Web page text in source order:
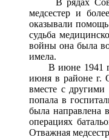
В рядах
медсестер и
оказывали
судьба
войны она была
имела.
В июне 1941 г.
июня в районе г.
вместе с
попала в
была направлена
операциях
Отважная